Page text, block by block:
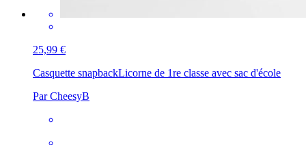
25,99 €
Casquette snapbackLicorne de 1re classe avec sac d'école
Par CheesyB